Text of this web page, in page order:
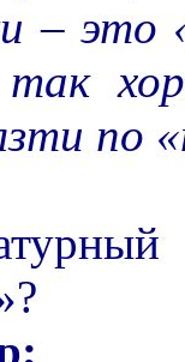
–это
по